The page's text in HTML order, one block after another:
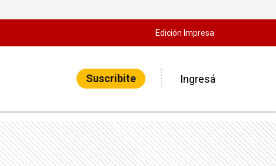
Edición Impresa
Suscribite Ingresá